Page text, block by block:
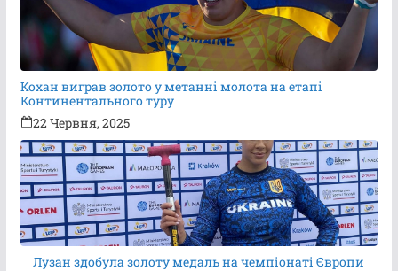
Кохан виграв золото у метанні молота на етапі
Континентального туру
22 Червня, 2025
Лузан здобула золоту медаль на чемпіонаті Європи